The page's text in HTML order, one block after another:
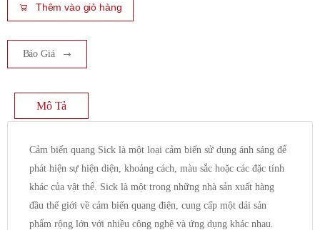
Thêm vào giỏ hàng
Báo Giá
Mô Tả
Cảm biến quang Sick là một loại cảm biến sử dụng ánh sáng để
phát hiện sự hiện diện, khoảng cách, màu sắc hoặc các đặc tính
khác của vật thể. Sick là một trong những nhà sản xuất hàng
đầu thế giới về cảm biến quang điện, cung cấp một dải sản
phẩm rộng lớn với nhiều công nghệ và ứng dụng khác nhau.